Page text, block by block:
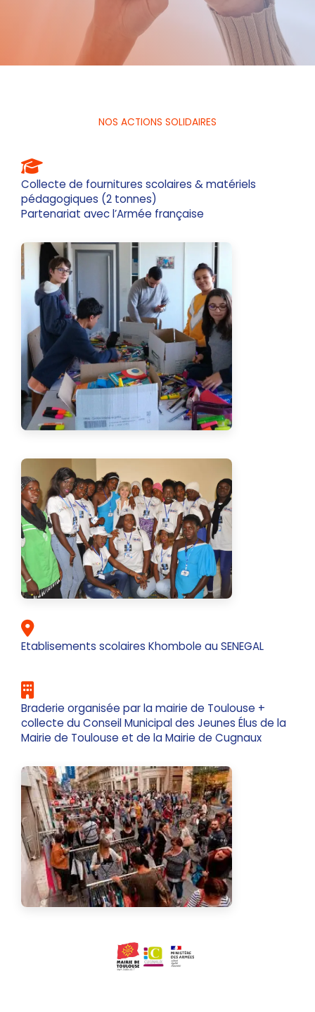
NOS ACTIONS SOLIDAIRES
Collecte de fournitures scolaires & matériels
pédagogiques (2 tonnes)
Partenariat avec l’Armée française
Etablisements scolaires Khombole au SENEGAL
Braderie organisée par la mairie de Toulouse +
collecte du Conseil Municipal des Jeunes Élus de la
Mairie de Toulouse et de la Mairie de Cugnaux